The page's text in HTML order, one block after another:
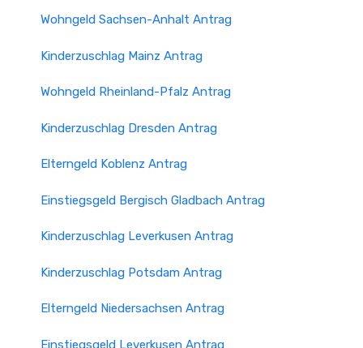
Wohngeld Sachsen-Anhalt Antrag
Kinderzuschlag Mainz Antrag
Wohngeld Rheinland-Pfalz Antrag
Kinderzuschlag Dresden Antrag
Elterngeld Koblenz Antrag
Einstiegsgeld Bergisch Gladbach Antrag
Kinderzuschlag Leverkusen Antrag
Kinderzuschlag Potsdam Antrag
Elterngeld Niedersachsen Antrag
Einstiegsgeld Leverkusen Antrag